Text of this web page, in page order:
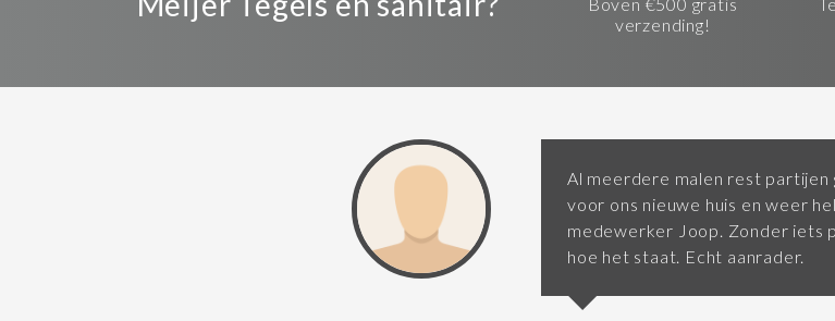
Boven €500 gratis
verzending!
Al meerdere malen rest partijen
voor ons nieuwe huis en weer
medewerker Joop. Zonder iets
hoe het staat. Echt aanrader.